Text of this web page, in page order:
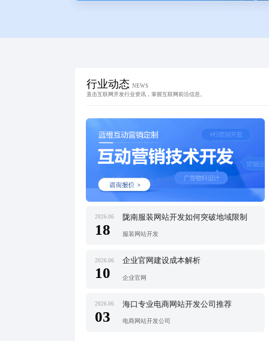
行业动态 NEWS
直击互联网开发行业资讯，掌握互联网前沿信息。
2026.06
18
陇南服装网站开发如何突破地域限制
服装网站开发
2026.06
10
企业官网建设成本解析
企业官网
2026.06
03
海口专业电商网站开发公司推荐
电商网站开发公司